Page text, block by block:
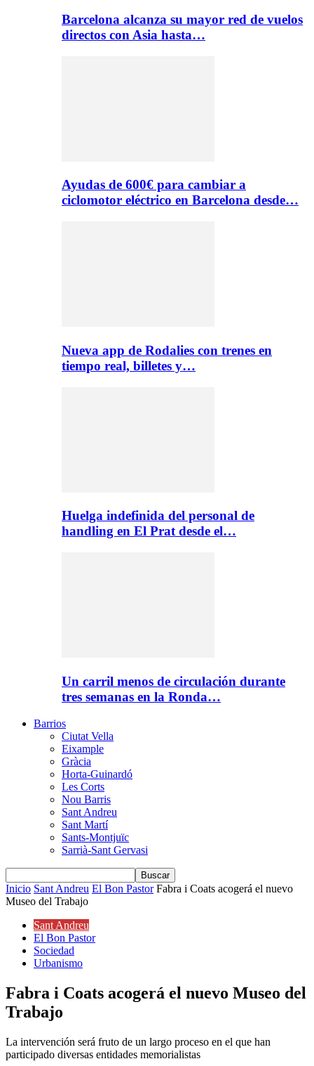
Barcelona alcanza su mayor red de vuelos
directos con Asia hasta…
Ayudas de 600€ para cambiar a
ciclomotor eléctrico en Barcelona desde…
Nueva app de Rodalies con trenes en
tiempo real, billetes y…
Huelga indefinida del personal de
handling en El Prat desde el…
Un carril menos de circulación durante
tres semanas en la Ronda…
Barrios
Ciutat Vella
Eixample
Gràcia
Horta-Guinardó
Les Corts
Nou Barris
Sant Andreu
Sant Martí
Sants-Montjuïc
Sarrià-Sant Gervasi
Inicio Sant Andreu El Bon Pastor Fabra i Coats acogerá el nuevo
Museo del Trabajo
Sant Andreu
El Bon Pastor
Sociedad
Urbanismo
Fabra i Coats acogerá el nuevo Museo del
Trabajo
La intervención será fruto de un largo proceso en el que han
participado diversas entidades memorialistas